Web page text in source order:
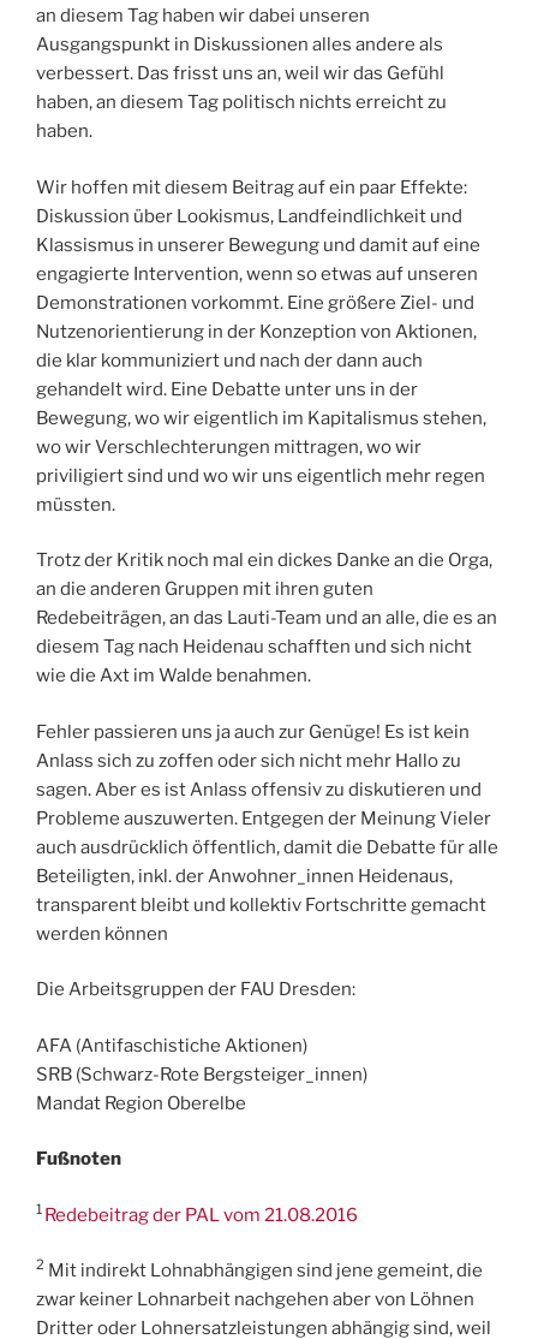
an diesem Tag haben wir dabei unseren
Ausgangspunkt in Diskussionen alles andere als
verbessert. Das frisst uns an, weil wir das Gefühl
haben, an diesem Tag politisch nichts erreicht zu
haben.
Wir hoffen mit diesem Beitrag auf ein paar Effekte:
Diskussion über Lookismus, Landfeindlichkeit und
Klassismus in unserer Bewegung und damit auf eine
engagierte Intervention, wenn so etwas auf unseren
Demonstrationen vorkommt. Eine größere Ziel- und
Nutzenorientierung in der Konzeption von Aktionen,
die klar kommuniziert und nach der dann auch
gehandelt wird. Eine Debatte unter uns in der
Bewegung, wo wir eigentlich im Kapitalismus stehen,
wo wir Verschlechterungen mittragen, wo wir
priviligiert sind und wo wir uns eigentlich mehr regen
müssten.
Trotz der Kritik noch mal ein dickes Danke an die Orga,
an die anderen Gruppen mit ihren guten
Redebeiträgen, an das Lauti-Team und an alle, die es an
diesem Tag nach Heidenau schafften und sich nicht
wie die Axt im Walde benahmen.
Fehler passieren uns ja auch zur Genüge! Es ist kein
Anlass sich zu zoffen oder sich nicht mehr Hallo zu
sagen. Aber es ist Anlass offensiv zu diskutieren und
Probleme auszuwerten. Entgegen der Meinung Vieler
auch ausdrücklich öffentlich, damit die Debatte für alle
Beteiligten, inkl. der Anwohner_innen Heidenaus,
transparent bleibt und kollektiv Fortschritte gemacht
werden können
Die Arbeitsgruppen der FAU Dresden:
AFA (Antifaschistiche Aktionen)
SRB (Schwarz-Rote Bergsteiger_innen)
Mandat Region Oberelbe
Fußnoten
1 Redebeitrag der PAL vom 21.08.2016
2 Mit indirekt Lohnabhängigen sind jene gemeint, die
zwar keiner Lohnarbeit nachgehen aber von Löhnen
Dritter oder Lohnersatzleistungen abhängig sind, weil